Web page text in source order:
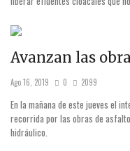
Avanzan las
Ago 16, 2019 0 2099
En la mañana de este jueves el
recorrida por las obras de
hidráulico.